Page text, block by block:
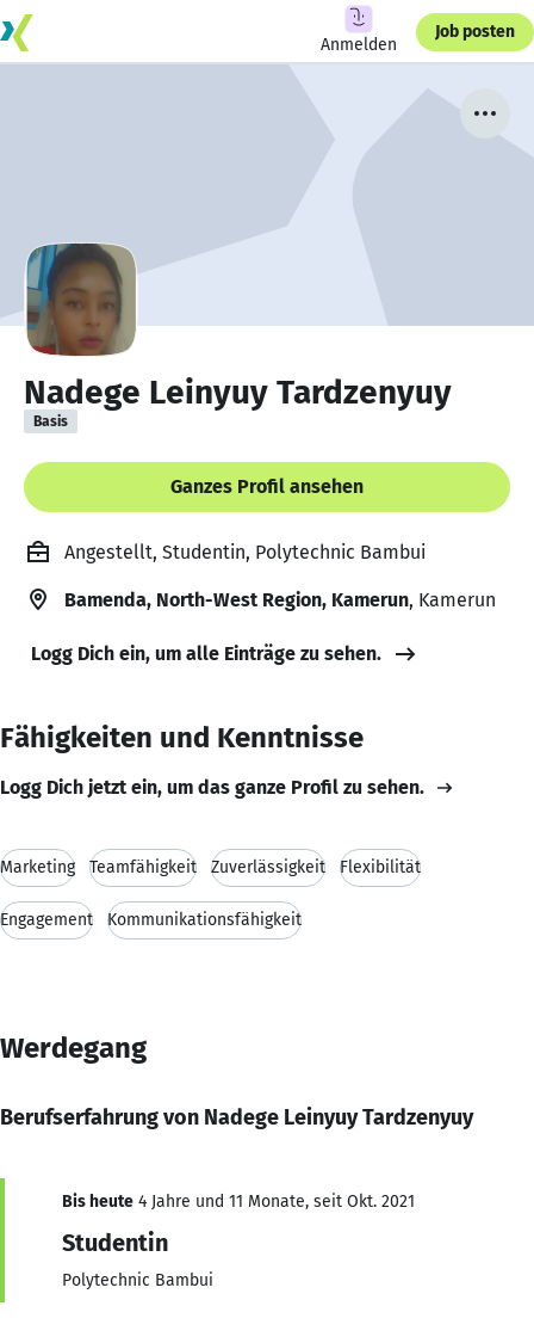
Anmelden
Job posten
Nadege Leinyuy Tardzenyuy
Basis
Ganzes Profil ansehen
Angestellt, Studentin, Polytechnic Bambui
Bamenda, North-West Region, Kamerun, Kamerun
Logg Dich ein, um alle Einträge zu sehen.
Fähigkeiten und Kenntnisse
Logg Dich jetzt ein, um das ganze Profil zu sehen.
Marketing Teamfähigkeit Zuverlässigkeit Flexibilität
Engagement Kommunikationsfähigkeit
Werdegang
Berufserfahrung von Nadege Leinyuy Tardzenyuy
Bis heute 4 Jahre und 11 Monate, seit Okt. 2021
Studentin
Polytechnic Bambui